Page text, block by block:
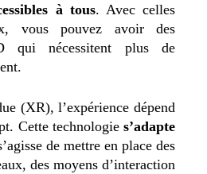
à tous. Avec celles
vous pouvez avoir des
qui nécessitent plus de
(XR), l’expérience dépend
Cette technologie s’adapte
de mettre en place des
des moyens d’interaction